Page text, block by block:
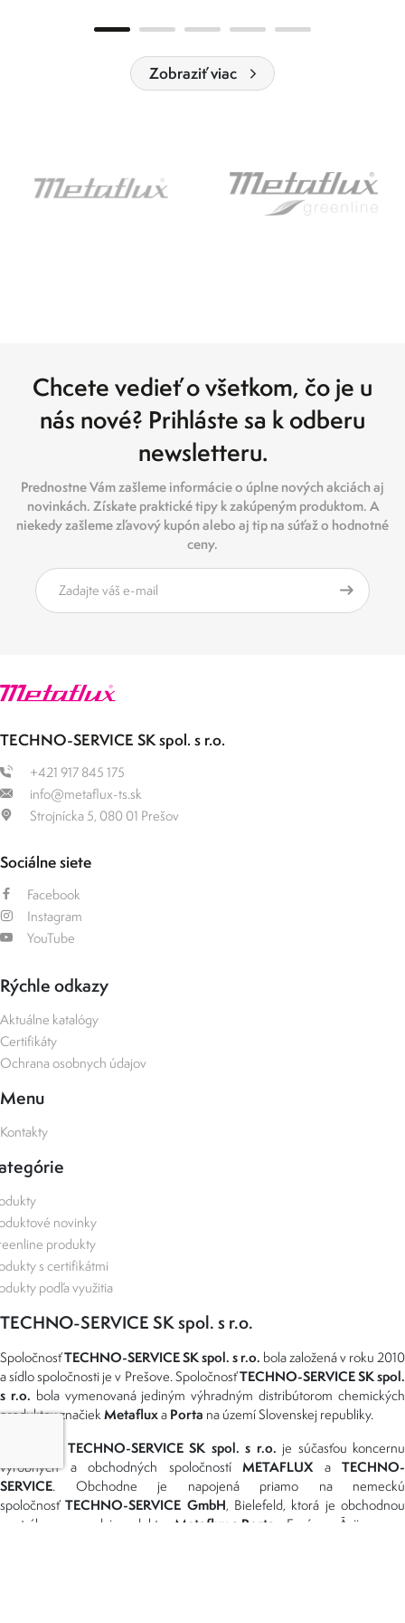
Zobraziť viac
Chcete vedieť o všetkom, čo je u
nás nové? Prihláste sa k odberu
newsletteru.
Prednostne Vám zašleme informácie o úplne nových akciách aj
novinkách. Získate praktické tipy k zakúpeným produktom. A
niekedy zašleme zľavový kupón alebo aj tip na súťaž o hodnotné
ceny.
TECHNO-SERVICE SK spol. s r.o.
+421 917 845 175
info@metaflux-ts.sk
Strojnícka 5, 080 01 Prešov
Sociálne siete
Facebook
Instagram
YouTube
Rýchle odkazy
Aktuálne katalógy
Certifikáty
Ochrana osobnych údajov
Menu
Kontakty
novinky
produkty
s certifikátmi
podľa využitia
TECHNO-SERVICE SK spol. s r.o.
SpoločnosťTECHNO-SERVICE SK spol. s r.o. bola založená v roku 2010
a sídlo spoločnosti je v Prešove. SpoločnosťTECHNO-SERVICE SK spol.
s r.o. bola vymenovaná jediným výhradným distribútorom chemických
produktov značiekMetafluxa Porta na území Slovenskej republiky.
TECHNO-SERVICE SK spol. s r.o. je súčasťou koncernu
výrobných a obchodných spoločností METAFLUXa TECHNO-
SERVICE. Obchodne je napojená priamo na nemeckú
spoločnosťTECHNO-SERVICE GmbH, Bielefeld, ktorá je obchodnou
centrálou pre predaj produktov Metaflux a Porta v Európe a Ázii.